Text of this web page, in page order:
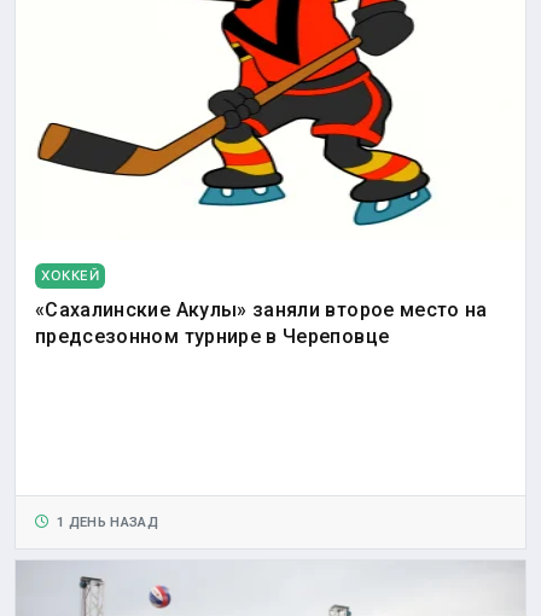
ХОККЕЙ
«Сахалинские Акулы» заняли второе место на
предсезонном турнире в Череповце
1 ДЕНЬ НАЗАД